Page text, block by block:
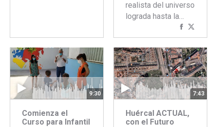
realista del universo
lograda hasta la…
Compartir
concon
9:30
Comienza el
Curso para Infantil
7:43
Huércal ACTUAL,
con el Futuro